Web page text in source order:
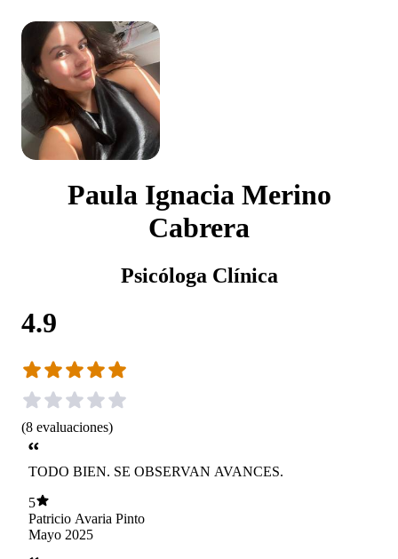
Paula Ignacia Merino
Cabrera
Psicóloga Clínica
4.9
(8 evaluaciones)
TODO BIEN. SE OBSERVAN AVANCES.
5
Patricio Avaria Pinto
Mayo 2025